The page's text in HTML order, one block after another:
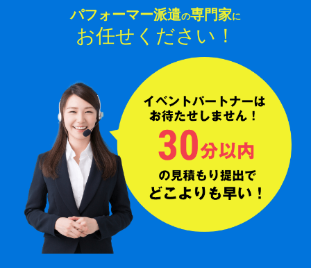
パフォーマー派遣の専門家に
お任せください！